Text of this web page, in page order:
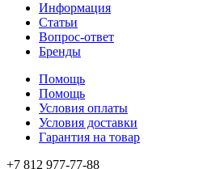
Информация
Статьи
Вопрос-ответ
Бренды
Помощь
Помощь
Условия оплаты
Условия доставки
Гарантия на товар
+7 812 977-77-88